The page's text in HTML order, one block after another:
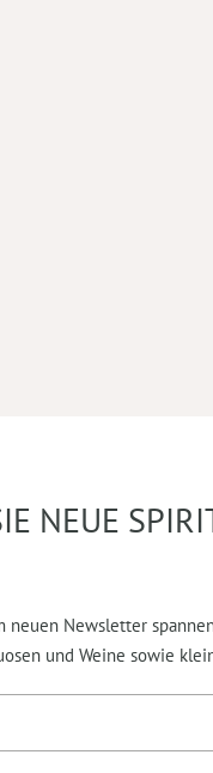
NEUE
neuen Newsletter
und Weine sowie